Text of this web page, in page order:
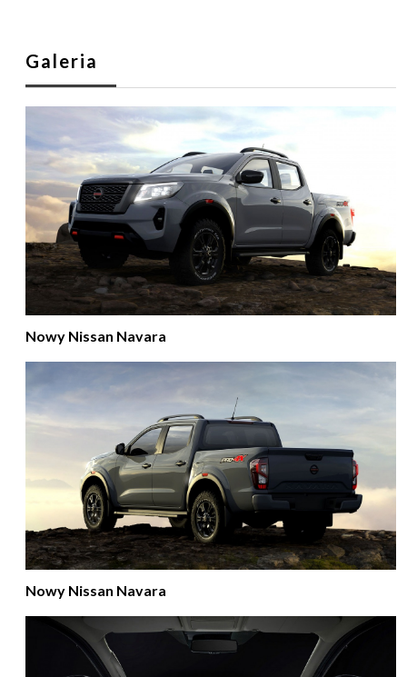
Galeria
Nowy Nissan Navara
Nowy Nissan Navara